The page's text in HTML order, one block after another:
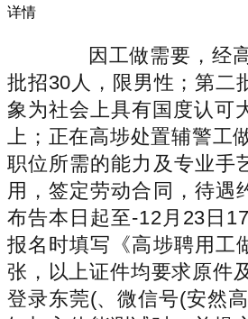
详情
因工做需要，经高
批招30人，限男性；第二
象为社会上具有国度认可
上；正在高埗处置辅警
职位所需的能力及专业手
用，签定劳动合同，待遇
布告本日起至-12月23日
报名时填写《高埗聘用工
张，以上证件均要求原件
登录东莞(、微信号(安然